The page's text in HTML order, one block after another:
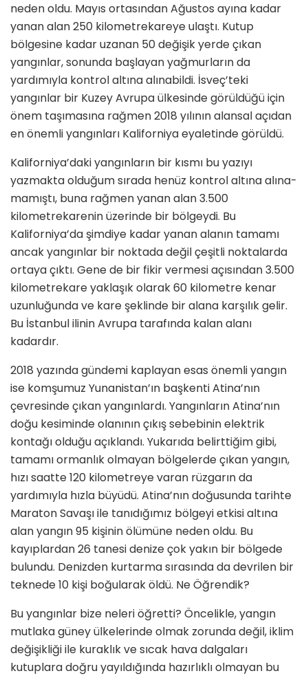
neden oldu. Mayıs ortasından Ağustos ayına kadar
ya­nan alan 250 kilometrekareye ulaş­tı. Kutup
bölgesine kadar uzanan 50 değişik yerde çıkan
yangınlar, sonunda başlayan yağmurların da
yardımıyla kontrol altına alınabildi. İsveç’teki
yangınlar bir Kuzey Avru­pa ülkesinde görüldüğü için
önem taşımasına rağmen 2018 yılının alansal açıdan
en önemli yangınları Kaliforniya eyaletinde görüldü.
Kaliforniya’daki yangınların bir kısmı bu yazıyı
yazmakta olduğum sırada henüz kontrol altına alına­
mamıştı, buna rağmen yanan alan 3.500
kilometrekarenin üzerinde bir bölgeydi. Bu
Kaliforniya’da şim­diye kadar yanan alanın tamamı
ancak yangınlar bir noktada değil çeşitli noktalarda
ortaya çıktı. Gene de bir fikir vermesi açısından 3.500
kilometrekare yaklaşık olarak 60 ki­lometre kenar
uzunluğunda ve kare şeklinde bir alana karşılık gelir.
Bu İstanbul ilinin Avrupa tarafında ka­lan alanı
kadardır.
2018 yazında gündemi kaplayan esas önemli yangın
ise komşumuz Yunanistan’ın başkenti Atina’nın
çevresinde çıkan yangınlardı. Yan­gınların Atina’nın
doğu kesiminde olanının çıkış sebebinin elektrik
kontağı olduğu açıklandı. Yukarıda belirttiğim gibi,
tamamı ormanlık olmayan bölgelerde çıkan yangın,
hızı saatte 120 kilometreye varan rüzgarın da
yardımıyla hızla büyü­dü. Atina’nın doğusunda tarihte
Ma­raton Savaşı ile tanıdığımız bölgeyi etkisi altına
alan yangın 95 kişinin ölümüne neden oldu. Bu
kayıplar­dan 26 tanesi denize çok yakın bir bölgede
bulundu. Denizden kurtar­ma sırasında da devrilen bir
tekne­de 10 kişi boğularak öldü. Ne Öğrendik?
Bu yangınlar bize neleri öğretti? Öncelikle, yangın
mutlaka güney ülkelerinde olmak zorunda değil, iklim
değişikliği ile kuraklık ve sı­cak hava dalgaları
kutuplara doğru yayıldığında hazırlıklı olmayan bu